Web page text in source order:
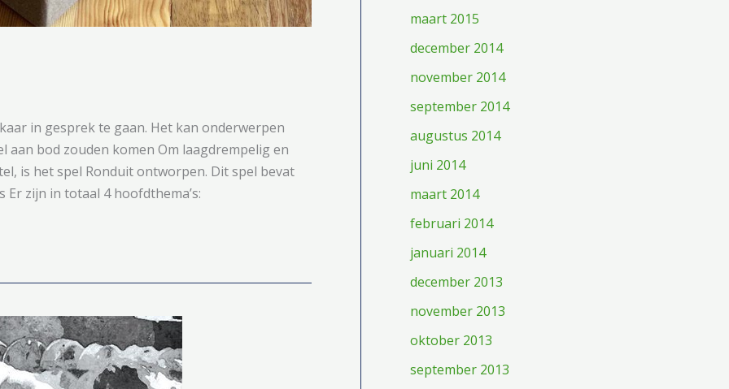
in gesprek te gaan. Het kan onderwerpen
aan bod zouden komen Om laagdrempelig en
is het spel Ronduit ontworpen. Dit spel bevat
Er zijn in totaal 4 hoofdthema’s:
maart 2015
december 2014
november 2014
september 2014
augustus 2014
juni 2014
maart 2014
februari 2014
januari 2014
december 2013
november 2013
oktober 2013
september 2013